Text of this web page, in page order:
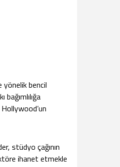
yönelik bencil
stüdyo çağının
ihanet etmekle